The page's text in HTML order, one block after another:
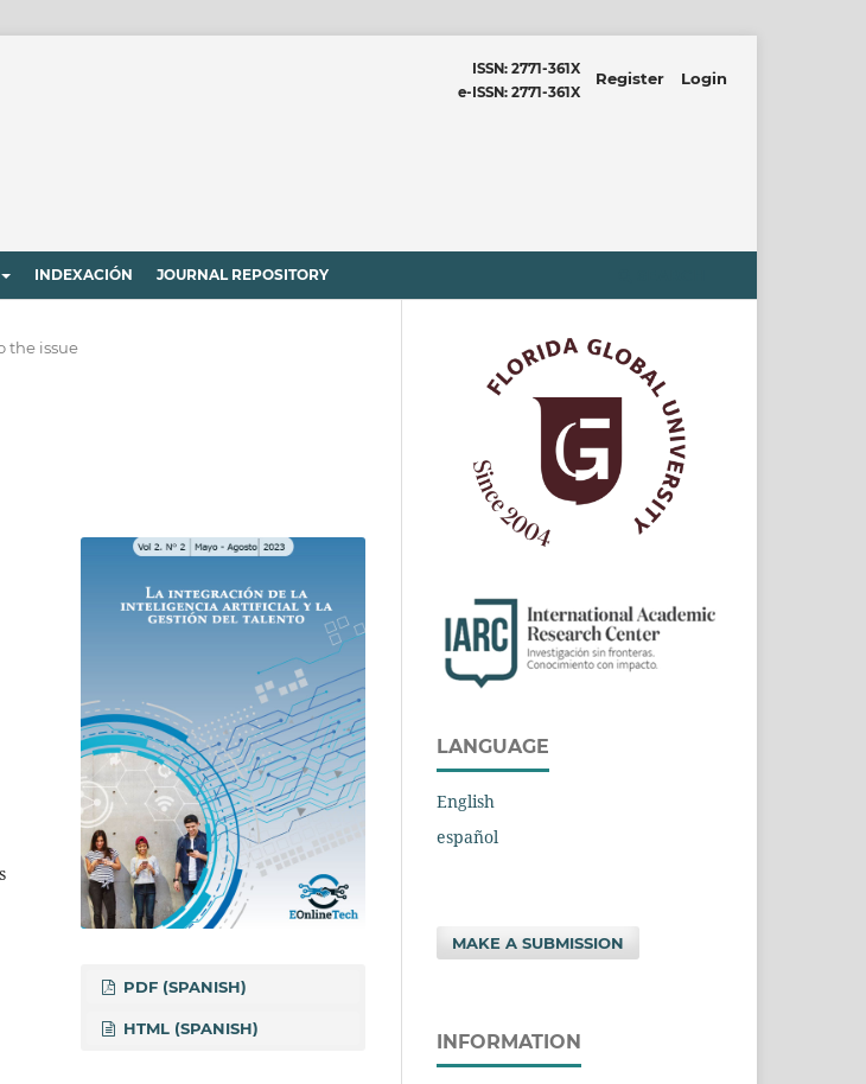
INDEXACIÓN JOURNAL REPOSITORY
ISSN: 2771-361X
e-ISSN: 2771-361X
Register Login
the issue
PDF (SPANISH)
HTML (SPANISH)
LANGUAGE
English
español
MAKE A SUBMISSION
INFORMATION